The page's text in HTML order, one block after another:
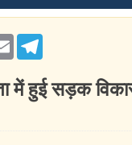
Email
में हुई सड़क